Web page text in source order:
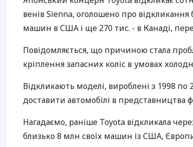
венів Sienna, оголошено про відкликання
машин в США і ще 270 тис. - в Канаді,
Повідомляється, що причиною стала
кріплення запасних коліс в умовах
Відкликають моделі, вироблені з 1998 по
доставити автомобілі в представництва
Нагадаємо, раніше Toyota відкликала
близько 8 млн своїх машин із США,